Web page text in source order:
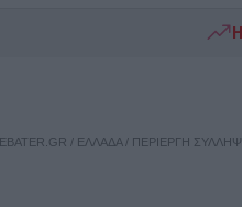
/ ΕΛΛΑΔΑ/ ΠΕΡΊΕΡΓΗ